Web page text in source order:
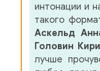
интонации и
такого
Аскельд
Головин
лучше